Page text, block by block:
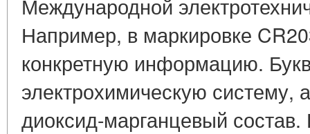
Международной
Например, в маркировке
конкретную информацию.
электрохимическую систему,
диоксид-марганцевый состав.